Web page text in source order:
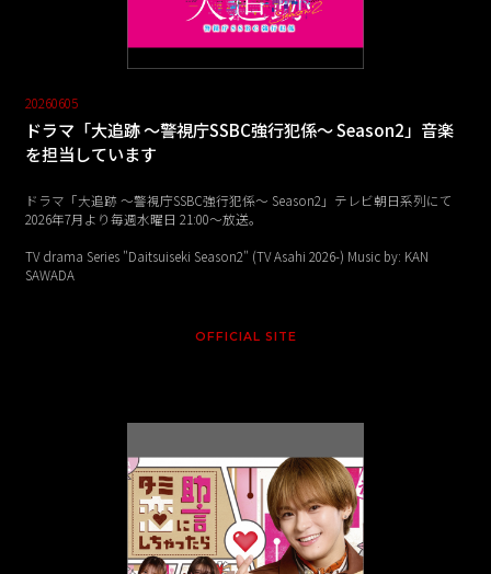
20260605
ドラマ「大追跡 ～警視庁SSBC強行犯係～ Season2」音楽
を担当しています
ドラマ「大追跡 ～警視庁SSBC強行犯係～ Season2」テレビ朝日系列にて
2026年7月より毎週水曜日 21:00〜放送。
TV drama Series "Daitsuiseki Season2" (TV Asahi 2026-) Music by: KAN
SAWADA
OFFICIAL SITE